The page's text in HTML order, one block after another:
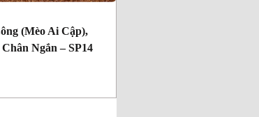
(Mèo Ai Cập),
Ngắn – SP14